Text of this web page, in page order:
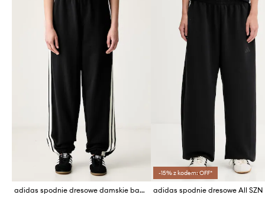
adidas spodnie dresowe damskie bawełniane
-15% z kodem: OFF*
adidas spodnie dresowe All SZN